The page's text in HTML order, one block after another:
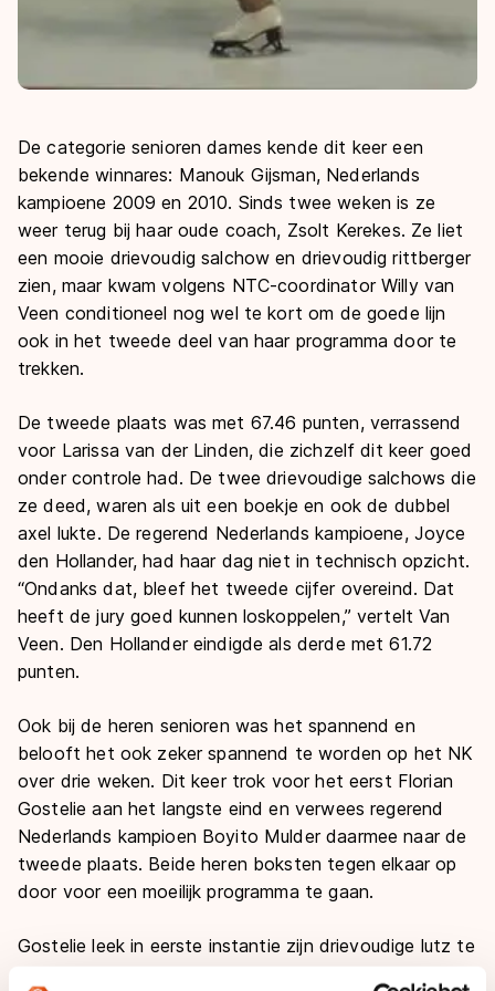
De categorie senioren dames kende dit keer een
bekende winnares: Manouk Gijsman, Nederlands
kampioene 2009 en 2010. Sinds twee weken is ze
weer terug bij haar oude coach, Zsolt Kerekes. Ze liet
een mooie drievoudig salchow en drievoudig rittberger
zien, maar kwam volgens NTC-coordinator Willy van
Veen conditioneel nog wel te kort om de goede lijn
ook in het tweede deel van haar programma door te
trekken.
De tweede plaats was met 67.46 punten, verrassend
voor Larissa van der Linden, die zichzelf dit keer goed
onder controle had. De twee drievoudige salchows die
ze deed, waren als uit een boekje en ook de dubbel
axel lukte. De regerend Nederlands kampioene, Joyce
den Hollander, had haar dag niet in technisch opzicht.
“Ondanks dat, bleef het tweede cijfer overeind. Dat
heeft de jury goed kunnen loskoppelen,” vertelt Van
Veen. Den Hollander eindigde als derde met 61.72
punten.
Ook bij de heren senioren was het spannend en
belooft het ook zeker spannend te worden op het NK
over drie weken. Dit keer trok voor het eerst Florian
Gostelie aan het langste eind en verwees regerend
Nederlands kampioen Boyito Mulder daarmee naar de
tweede plaats. Beide heren boksten tegen elkaar op
door voor een moeilijk programma te gaan.
Gostelie leek in eerste instantie zijn drievoudige lutz te